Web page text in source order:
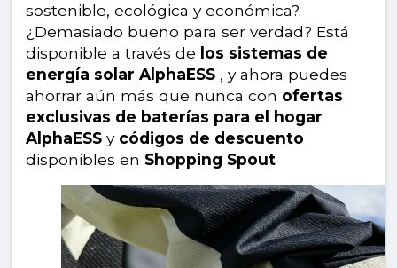
sostenible, ecológica y económica?
¿Demasiado bueno para ser verdad? Está
disponible a través de los sistemas de
energía solar AlphaESS , y ahora puedes
ahorrar aún más que nunca con ofertas
exclusivas de baterías para el hogar
AlphaESS y códigos de descuento
disponibles en Shopping Spout